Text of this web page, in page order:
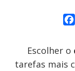
Escolher o
tarefas mais